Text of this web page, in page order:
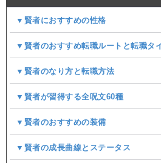
▼賢者におすすめの性格
▼賢者のおすすめ転職ルートと転職タ
▼賢者のなり方と転職方法
▼賢者が習得する全呪文60種
▼賢者のおすすめの装備
▼賢者の成長曲線とステータス